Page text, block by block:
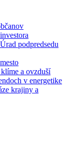
podpredsedu
a ovzduší
v energetike
krajiny a